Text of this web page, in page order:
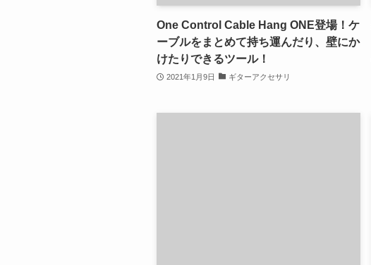
One Control Cable Hang ONE登場！ケ
ーブルをまとめて持ち運んだり、壁にか
けたりできるツール！
2021年1月9日 ギターアクセサリ